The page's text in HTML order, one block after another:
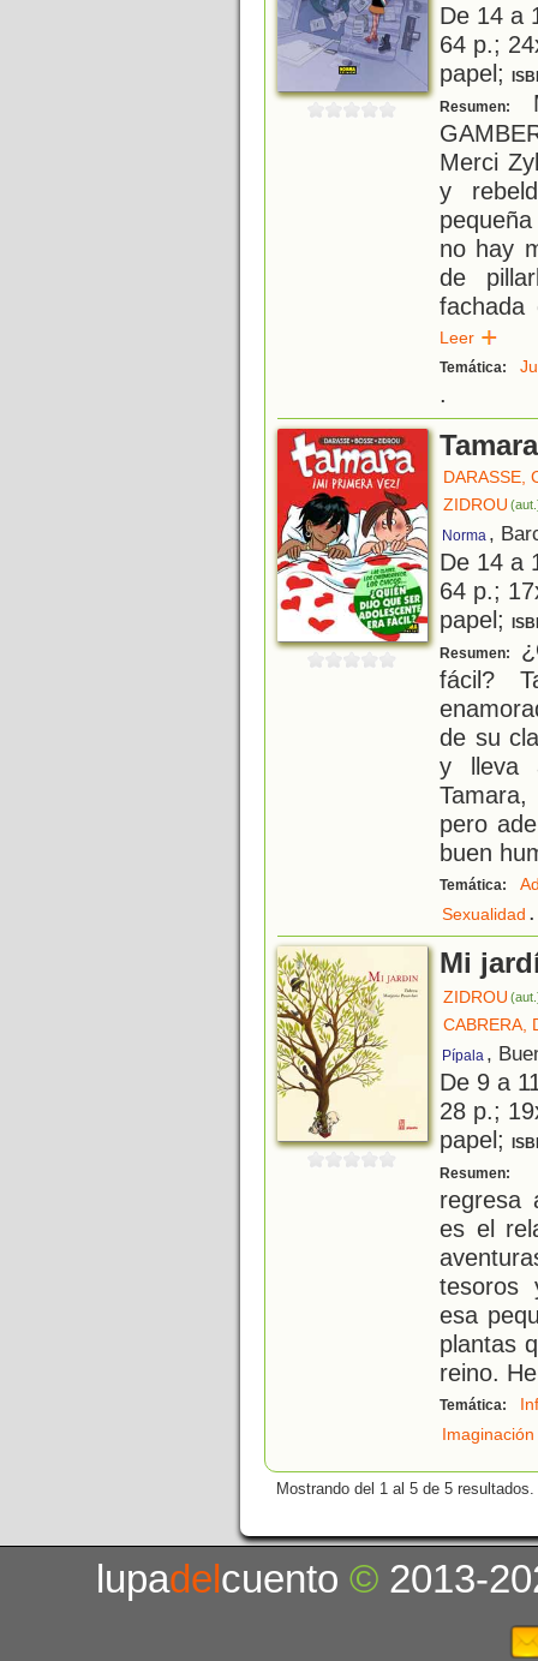
De 14 a
64 p.;
papel;
Resumen:
Merci
y
no hay
de
fachada
Leer
Temática:
.
DARASSE,
ZIDROU
Norma ,
De 14 a
64 p.;
papel;
Resumen:
fácil?
de su
y lleva
pero
buen
Temática:
Sexualidad .
Mi
ZIDROU
CABRERA,
Pípala ,
De 9 a
28 p.;
papel;
Resumen:
regresa
es el
tesoros
esa
plantas
reino.
Temática:
Imaginación
Mostrando del 1 al 5 de 5 resultados.
lupadelcuento© 2013-